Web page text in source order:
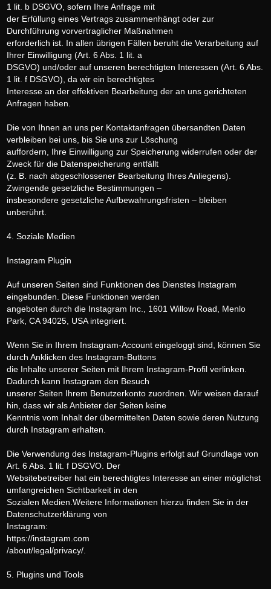
1 lit. b DSGVO, sofern Ihre Anfrage mit
der Erfüllung eines Vertrags zusammenhängt oder zur
Durchführung vorvertraglicher Maßnahmen
erforderlich ist. In allen übrigen Fällen beruht die Verarbeitung auf
Ihrer Einwilligung (Art. 6 Abs. 1 lit. a
DSGVO) und/oder auf unseren berechtigten Interessen (Art. 6 Abs.
1 lit. f DSGVO), da wir ein berechtigtes
Interesse an der effektiven Bearbeitung der an uns gerichteten
Anfragen haben.
Die von Ihnen an uns per Kontaktanfragen übersandten Daten
verbleiben bei uns, bis Sie uns zur Löschung
auffordern, Ihre Einwilligung zur Speicherung widerrufen oder der
Zweck für die Datenspeicherung entfällt
(z. B. nach abgeschlossener Bearbeitung Ihres Anliegens).
Zwingende gesetzliche Bestimmungen –
insbesondere gesetzliche Aufbewahrungsfristen – bleiben
unberührt.
4. Soziale Medien
Instagram Plugin
Auf unseren Seiten sind Funktionen des Dienstes Instagram
eingebunden. Diese Funktionen werden
angeboten durch die Instagram Inc., 1601 Willow Road, Menlo
Park, CA 94025, USA integriert.
Wenn Sie in Ihrem Instagram-Account eingeloggt sind, können Sie
durch Anklicken des Instagram-Buttons
die Inhalte unserer Seiten mit Ihrem Instagram-Profil verlinken.
Dadurch kann Instagram den Besuch
unserer Seiten Ihrem Benutzerkonto zuordnen. Wir weisen darauf
hin, dass wir als Anbieter der Seiten keine
Kenntnis vom Inhalt der übermittelten Daten sowie deren Nutzung
durch Instagram erhalten.
Die Verwendung des Instagram-Plugins erfolgt auf Grundlage von
Art. 6 Abs. 1 lit. f DSGVO. Der
Websitebetreiber hat ein berechtigtes Interesse an einer möglichst
umfangreichen Sichtbarkeit in den
Sozialen Medien.Weitere Informationen hierzu finden Sie in der
Datenschutzerklärung von
Instagram:
https://instagram.com
/about/legal/privacy/.
5. Plugins und Tools